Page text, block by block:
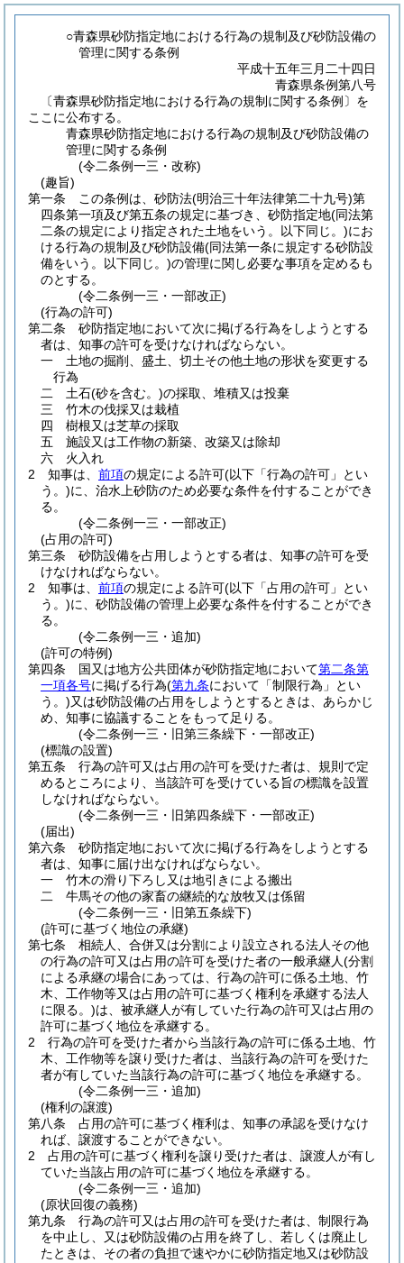
○青森県砂防指定地における行為の規制及び砂防設備の
管理に関する条例
平成十五年三月二十四日
青森県条例第八号
〔青森県砂防指定地における行為の規制に関する条例〕を
ここに公布する。
青森県砂防指定地における行為の規制及び砂防設備の
管理に関する条例
(令二条例一三・改称)
(趣旨)
第一条
この条例は、砂防法(明治三十年法律第二十九号)第
四条第一項及び第五条の規定に基づき、砂防指定地(同法第
二条の規定により指定された土地をいう。以下同じ。)にお
ける行為の規制及び砂防設備(同法第一条に規定する砂防設
備をいう。以下同じ。)の管理に関し必要な事項を定めるも
のとする。
(令二条例一三・一部改正)
(行為の許可)
第二条
砂防指定地において次に掲げる行為をしようとする
者は、知事の許可を受けなければならない。
一
土地の掘削、盛土、切土その他土地の形状を変更する
行為
二
土石(砂を含む。)の採取、堆積又は投棄
三
竹木の伐採又は栽植
四
樹根又は芝草の採取
五
施設又は工作物の新築、改築又は除却
六
火入れ
2
知事は、 前項の規定による許可(以下「行為の許可」とい
う。)に、治水上砂防のため必要な条件を付することができ
る。
(令二条例一三・一部改正)
(占用の許可)
第三条
砂防設備を占用しようとする者は、知事の許可を受
けなければならない。
2
知事は、 前項の規定による許可(以下「占用の許可」とい
う。)に、砂防設備の管理上必要な条件を付することができ
る。
(令二条例一三・追加)
(許可の特例)
第四条
国又は地方公共団体が砂防指定地において第二条第
一項各号に掲げる行為(第九条において「制限行為」とい
う。)又は砂防設備の占用をしようとするときは、あらかじ
め、知事に協議することをもって足りる。
(令二条例一三・旧第三条繰下・一部改正)
(標識の設置)
第五条
行為の許可又は占用の許可を受けた者は、規則で定
めるところにより、当該許可を受けている旨の標識を設置
しなければならない。
(令二条例一三・旧第四条繰下・一部改正)
(届出)
第六条
砂防指定地において次に掲げる行為をしようとする
者は、知事に届け出なければならない。
一
竹木の滑り下ろし又は地引きによる搬出
二
牛馬その他の家畜の継続的な放牧又は係留
(令二条例一三・旧第五条繰下)
(許可に基づく地位の承継)
第七条
相続人、合併又は分割により設立される法人その他
の行為の許可又は占用の許可を受けた者の一般承継人(分割
による承継の場合にあっては、行為の許可に係る土地、竹
木、工作物等又は占用の許可に基づく権利を承継する法人
に限る。)は、被承継人が有していた行為の許可又は占用の
許可に基づく地位を承継する。
2
行為の許可を受けた者から当該行為の許可に係る土地、竹
木、工作物等を譲り受けた者は、当該行為の許可を受けた
者が有していた当該行為の許可に基づく地位を承継する。
(令二条例一三・追加)
(権利の譲渡)
第八条
占用の許可に基づく権利は、知事の承認を受けなけ
れば、譲渡することができない。
2
占用の許可に基づく権利を譲り受けた者は、譲渡人が有し
ていた当該占用の許可に基づく地位を承継する。
(令二条例一三・追加)
(原状回復の義務)
第九条
行為の許可又は占用の許可を受けた者は、制限行為
を中止し、又は砂防設備の占用を終了し、若しくは廃止し
たときは、その者の負担で速やかに砂防指定地又は砂防設